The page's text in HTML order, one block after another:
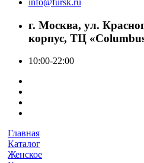
info@fursk.ru
г. Москва, ул.
корпус, ТЦ
10:00-22:00
Главная
Каталог
Женское